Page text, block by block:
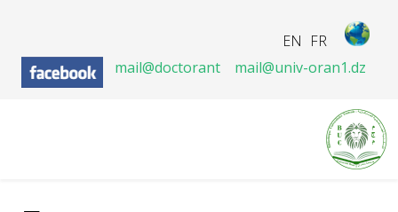
FR
EN
mail@doctorant
mail@univ-oran1.dz